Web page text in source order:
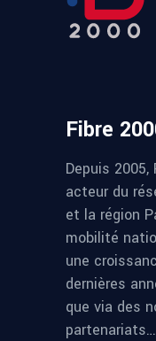
Fibre
Depuis
acteur du
et la région
mobilité
une
dernières
que via des
partenariats…